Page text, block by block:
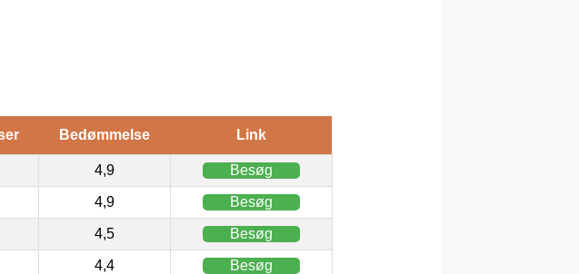
Bedømmelse Link
4,9 Besøg
4,9 Besøg
4,5 Besøg
4,4 Besøg